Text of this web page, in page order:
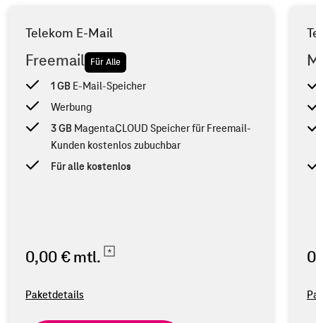
Telekom E-Mail
Freemail Für Alle
1 GB E-Mail-Speicher
Werbung
3 GB MagentaCLOUD Speicher für Freemail-
Kunden kostenlos zubuchbar
Für alle kostenlos
0,00 €mtl.
Paketdetails